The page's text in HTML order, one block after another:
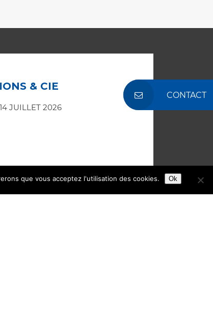
CONTACT
& CIE
JUILLET 2026
que vous acceptez l'utilisation des cookies. Ok